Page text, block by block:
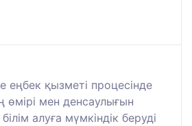
еңбек қызметі процесінде
өмірі мен денсаулығын
алуға мүмкіндік беруді